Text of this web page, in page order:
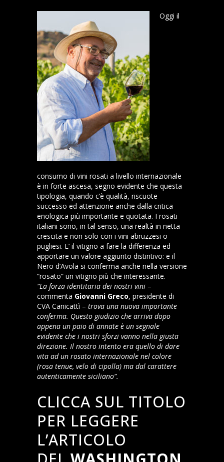
Oggi il
consumo di vini rosati a livello internazionale
è in forte ascesa, segno evidente che questa
tipologia, quando c’è qualità, riscuote
successo ed attenzione anche dalla critica
enologica più importante e quotata. I rosati
italiani sono, in tal senso, una realtà in netta
crescita e non solo con i vini abruzzesi o
pugliesi. E’ il vitigno a fare la differenza ed
apportare un valore aggiunto distintivo: e il
Nero d’Avola si conferma anche nella versione
“rosato” un vitigno più che interessante.
“La forza identitaria dei nostri vini –
commenta Giovanni Greco, presidente di
CVA Canicattì – trova una nuova importante
conferma. Questo giudizio che arriva dopo
appena un paio di annate è un segnale
evidente che i nostri sforzi vanno nella giusta
direzione. Il nostro intento era quello di dare
vita ad un rosato internazionale nel colore
(rosa tenue, velo di cipolla) ma dal carattere
autenticamente siciliano”.
CLICCA SUL TITOLO
PER LEGGERE
L’ARTICOLO